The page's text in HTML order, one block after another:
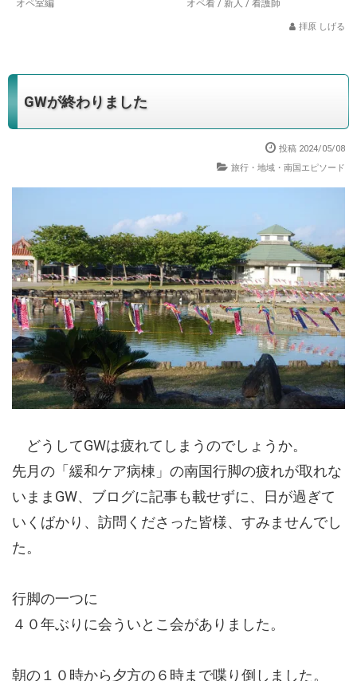
オペ室編 オペ看 / 新人 / 看護師
拝原 しげる
GWが終わりました
投稿 2024/05/08
旅行・地域・南国エピソード
どうしてGWは疲れてしまうのでしょうか。
先月の「緩和ケア病棟」の南国行脚の疲れが取れな
いままGW、ブログに記事も載せずに、日が過ぎて
いくばかり、訪問くださった皆様、すみませんでし
た。
行脚の一つに
４０年ぶりに会ういとこ会がありました。
朝の１０時から夕方の６時まで喋り倒しました。